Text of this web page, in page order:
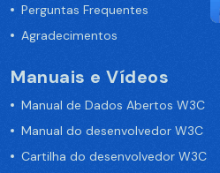
Perguntas Frequentes
Agradecimentos
Manuais e Vídeos
Manual de Dados Abertos W3C
Manual do desenvolvedor W3C
Cartilha do desenvolvedor W3C